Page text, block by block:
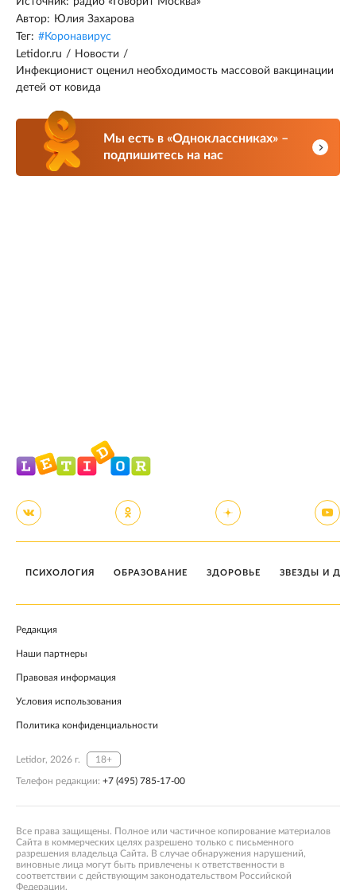
Автор: Юлия Захарова
Тег: #Коронавирус
Letidor.ru / Новости /
Инфекционист оценил необходимость массовой вакцинации
детей от ковида
Мы есть в «Одноклассниках» –
подпишитесь на нас
ПСИХОЛОГИЯ ОБРАЗОВАНИЕ ЗДОРОВЬЕ ЗВЕЗДЫ И
Редакция
Наши партнеры
Правовая информация
Условия использования
Политика конфиденциальности
Letidor, 2026 г. 18+
Телефон редакции: +7 (495) 785-17-00
Все права защищены. Полное или частичное копирование материалов
Сайта в коммерческих целях разрешено только с письменного
разрешения владельца Сайта. В случае обнаружения нарушений,
виновные лица могут быть привлечены к ответственности в
соответствии с действующим законодательством Российской
Федерации.